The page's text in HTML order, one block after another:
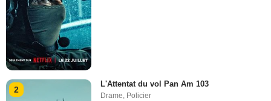
2
L'Attentat du vol Pan Am 103
Drame, Policier